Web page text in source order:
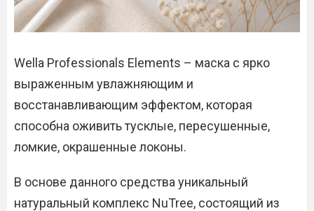
Wella Professionals Elements – маска с ярко
выраженным увлажняющим и
восстанавливающим эффектом, которая
способна оживить тусклые, пересушенные,
ломкие, окрашенные локоны.
В основе данного средства уникальный
натуральный комплекс NuTree, состоящий из